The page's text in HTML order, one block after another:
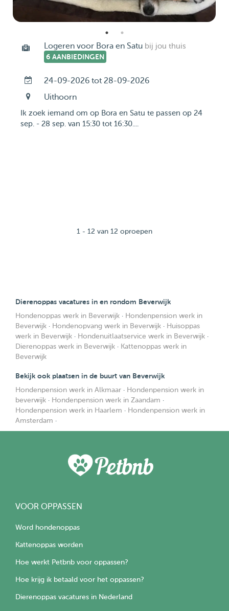
Logeren voor Bora en Satu bij jou thuis
6 AANBIEDINGEN
24-09-2026 tot 28-09-2026
Uithoorn
Ik zoek iemand om op Bora en Satu te passen op 24
sep. - 28 sep. van 15:30 tot 16:30....
1 - 12 van 12 oproepen
Dierenoppas vacatures in en rondom Beverwijk
Hondenoppas werk in Beverwijk · Hondenpension werk in
Beverwijk · Hondenopvang werk in Beverwijk · Huisoppas
werk in Beverwijk · Hondenuitlaatservice werk in Beverwijk ·
Dierenoppas werk in Beverwijk · Kattenoppas werk in
Beverwijk
Bekijk ook plaatsen in de buurt van Beverwijk
Hondenpension werk in Alkmaar · Hondenpension werk in
beverwijk · Hondenpension werk in Zaandam ·
Hondenpension werk in Haarlem · Hondenpension werk in
Amsterdam ·
VOOR OPPASSEN
Word hondenoppas
Kattenoppas worden
Hoe werkt Petbnb voor oppassen?
Hoe krijg ik betaald voor het oppassen?
Dierenoppas vacatures in Nederland